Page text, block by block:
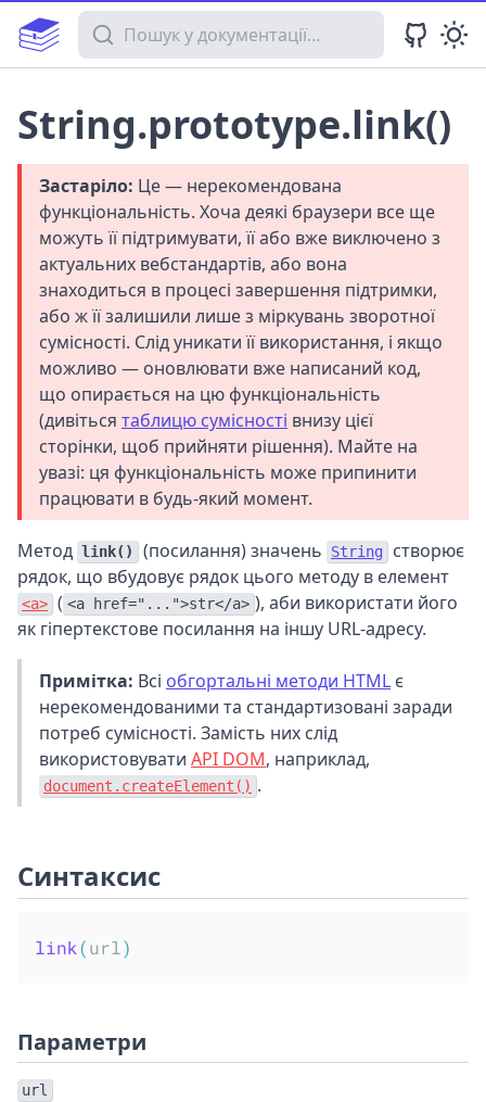
Пошук у документації
String.prototype.link()
Застаріло: Це — нерекомендована
функціональність. Хоча деякі браузери все ще
можуть її підтримувати, її або вже виключено з
актуальних вебстандартів, або вона
знаходиться в процесі завершення підтримки,
або ж її залишили лише з міркувань зворотної
сумісності. Слід уникати її використання, і якщо
можливо — оновлювати вже написаний код,
що опирається на цю функціональність
(дивіться таблицю сумісності внизу цієї
сторінки, щоб прийняти рішення). Майте на
увазі: ця функціональність може припинити
працювати в будь-який момент.
Метод link() (посилання) значень String
створює
рядок, що вбудовує рядок цього методу в елемент
<a> ( <a href="...">str</a> ), аби використати його
як гіпертекстове посилання на іншу URL-адресу.
Примітка: Всі обгортальні методи HTML є
нерекомендованими та стандартизовані заради
потреб сумісності. Замість них слід
використовувати API DOM, наприклад,
document.createElement() .
Синтаксис
link(url)
Параметри
url